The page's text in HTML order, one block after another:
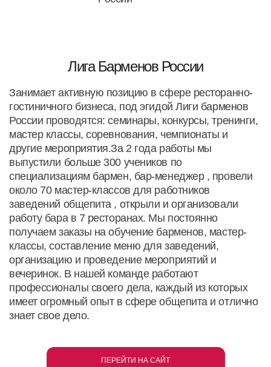
Лига Барменов России
Занимает активную позицию в сфере ресторанно-
гостиничного бизнеса, под эгидой Лиги барменов
России проводятся: семинары, конкурсы, тренинги,
мастер классы, соревнования, чемпионаты и
другие мероприятия.За 2 года работы мы
выпустили больше 300 учеников по
специализациям бармен, бар-менеджер , провели
около 70 мастер-классов для работников
заведений общепита , открыли и организовали
работу бара в 7 ресторанах. Мы постоянно
получаем заказы на обучение барменов, мастер-
классы, составление меню для заведений,
организацию и проведение мероприятий и
вечеринок. В нашей команде работают
профессионалы своего дела, каждый из которых
имеет огромный опыт в сфере общепита и отлично
знает свое дело.
ПЕРЕЙТИ НА САЙТ